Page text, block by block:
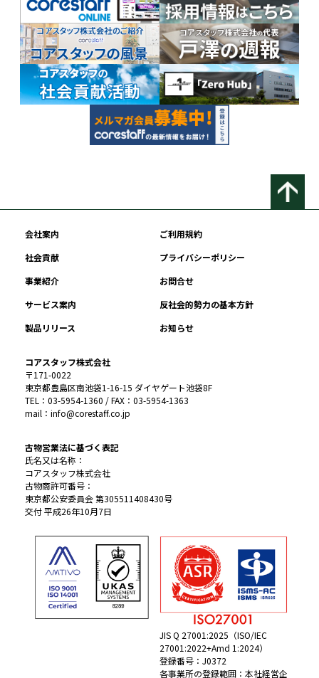
会社案内
ご利用規約
社会貢献
プライバシーポリシー
事業紹介
お問合せ
サービス案内
反社会的勢力の基本方針
製品リリース
お知らせ
コアスタッフ株式会社
〒171-0022
東京都豊島区南池袋1-16-15 ダイヤゲート池袋8F
TEL：03-5954-1360 / FAX：03-5954-1363
mail：info@corestaff.co.jp
古物営業法に基づく表記
氏名又は名称：
コアスタッフ株式会社
古物商許可番号：
東京都公安委員会 第305511408430号
交付 平成26年10月7日
JIS Q 27001:2025（ISO/IEC
27001:2022+Amd 1:2024）
登録番号：J0372
各事業所の登録範囲：本社経営企